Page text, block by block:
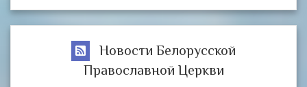
Новости Белорусской
Православной Церкви